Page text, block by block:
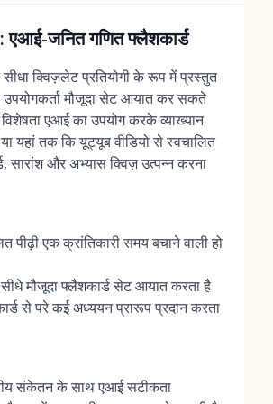
एआई-जनित गणित फ्लैशकार्ड
क्विज़लेट प्रतियोगी के रूप में प्रस्तुत
मौजूदा सेट आयात कर सकते
एआई का उपयोग करके व्याख्यान
यहां तक कि यूट्यूब वीडियो से स्वचालित
सारांश और अभ्यास क्विज़ उत्पन्न करना
पीढ़ी एक क्रांतिकारी समय बचाने वाली हो
मौजूदा फ्लैशकार्ड सेट आयात करता है
से परे कई अध्ययन प्रारूप प्रदान करता
संकेतन के साथ एआई सटीकता